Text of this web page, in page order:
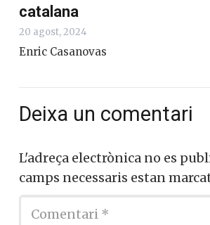
catalana
20 agost, 2024
Enric Casanovas
Deixa un comentari
L'adreça electrònica no es
camps necessaris estan